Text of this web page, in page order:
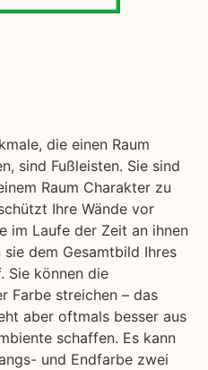
die einen Raum
sind Fußleisten. Sie sind
Raum Charakter zu
Ihre Wände vor
im Laufe der Zeit an ihnen
dem Gesamtbild Ihres
Sie können die
Farbe streichen – das
aber oftmals besser aus
schaffen. Es kann
und Endfarbe zwei